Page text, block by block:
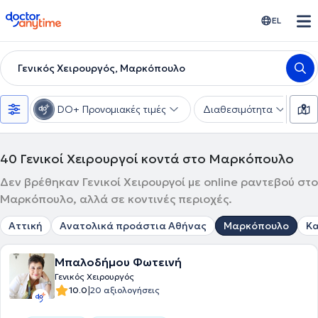
doctoranytime EL
Γενικός Χειρουργός, Μαρκόπουλο
DO+ Προνομιακές τιμές Διαθεσιμότητα
40 Γενικοί Χειρουργοί κοντά στο Μαρκόπουλο
Δεν βρέθηκαν Γενικοί Χειρουργοί με online ραντεβού στο
Μαρκόπουλο, αλλά σε κοντινές περιοχές.
Αττική Ανατολικά προάστια Αθήνας Μαρκόπουλο
Μπαλοδήμου Φωτεινή
Γενικός Χειρουργός
10.0|20 αξιολογήσεις